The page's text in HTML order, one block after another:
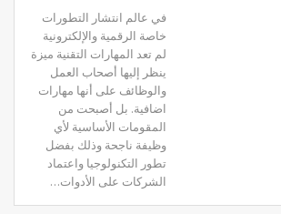
في عالم انتشار التطورات
خاصة الرقمية والإلكترونية
لم تعد المهارات التقنية ميزة
ينظر إليها أصحاب العمل
والوظائف على أنها مهارات
اضافية. بل أصبحت من
المقومات الأساسية لأي
وظيفة ناجحة وذلك بفضل
تطور التكنولوجيا واعتماد
الشركات على الأدوات…